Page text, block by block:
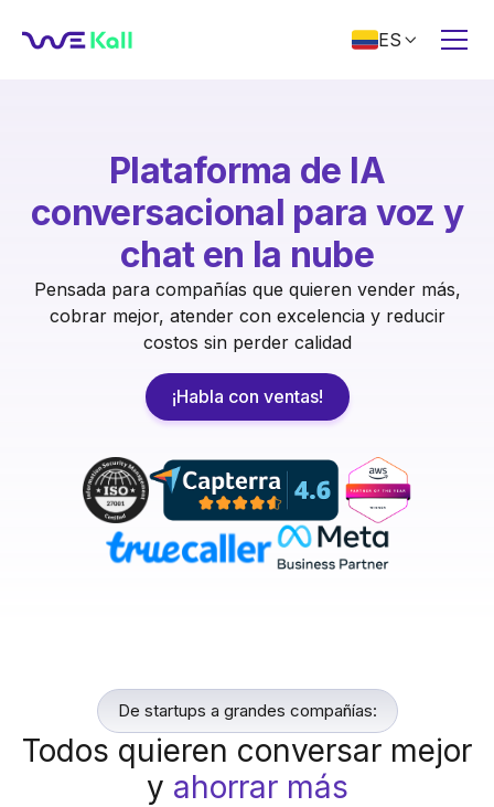
ES 
Plataforma de IA
conversacional para voz y
chat en la nube
Pensada para compañías que quieren vender más,
cobrar mejor, atender con excelencia y reducir
costos sin perder calidad
¡Habla con ventas!
De startups a grandes compañías:
Todos quieren conversar mejor
y ahorrar más